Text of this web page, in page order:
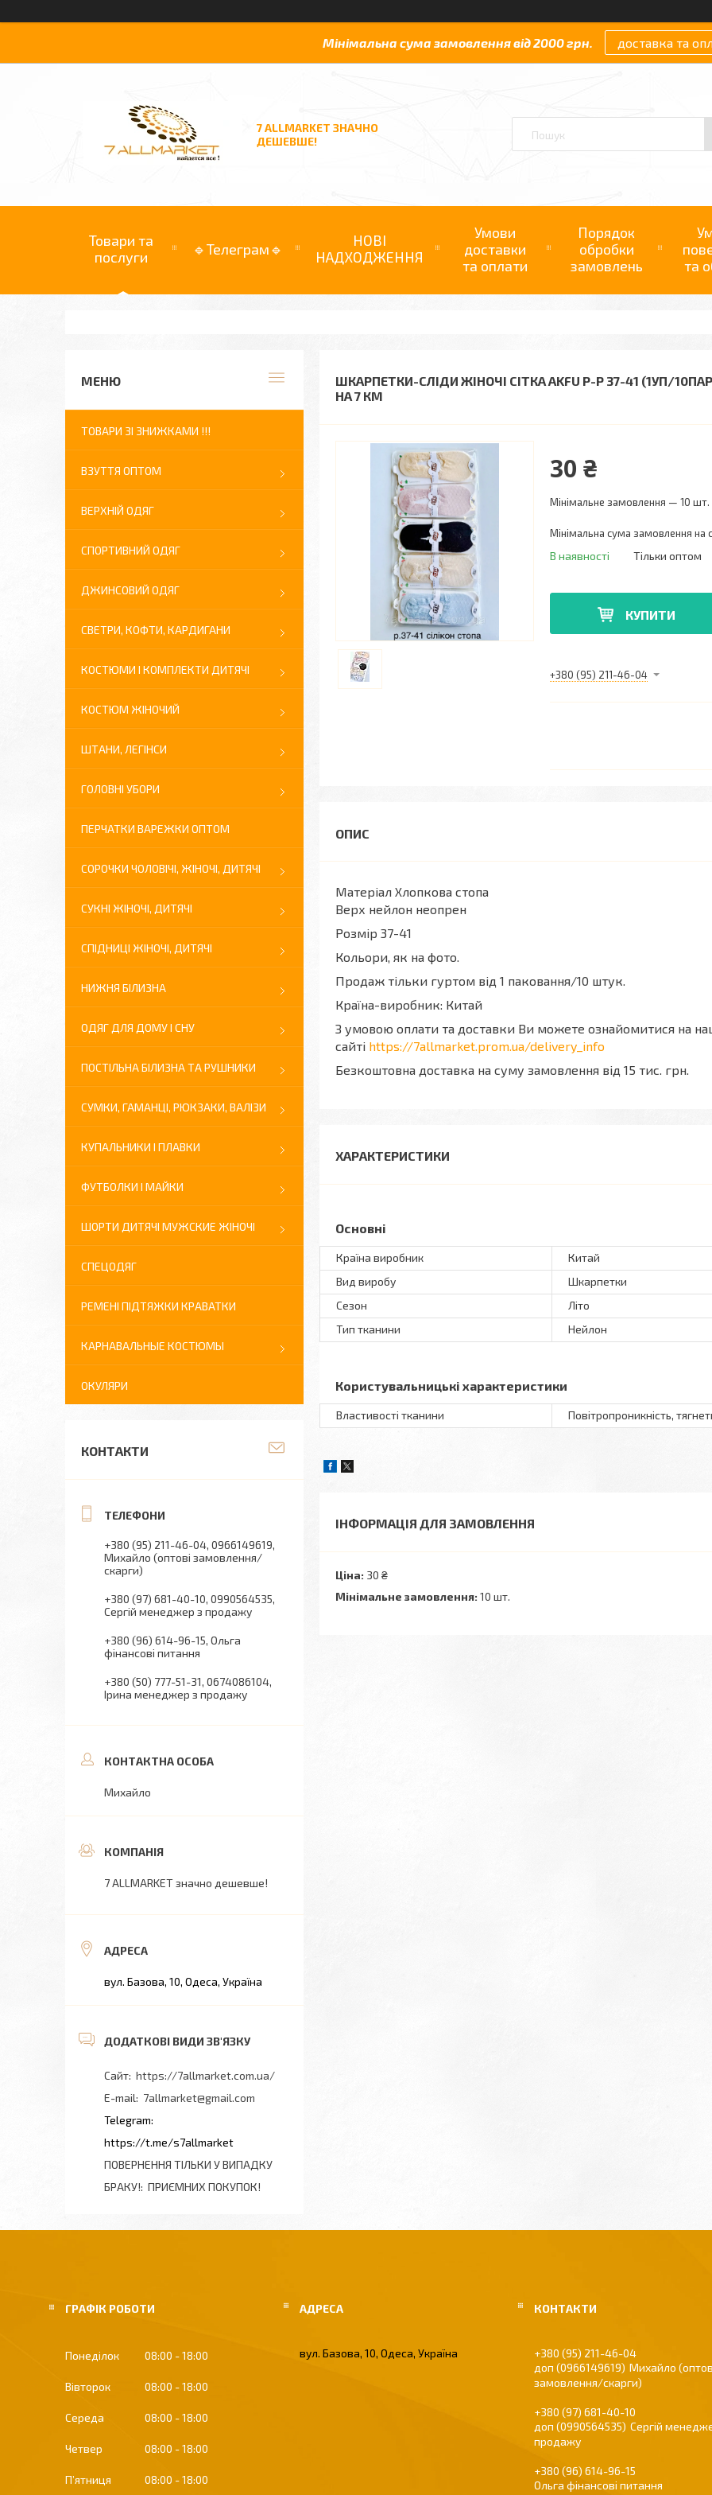
Мінімальна сума замовлення від 2000 грн. доставка та
7 ALLMARKET ЗНАЧНО
ДЕШЕВШЕ!
Товари та
послуги
🔹Телеграм🔹
НОВІ
НАДХОДЖЕННЯ
Умови
доставки
та оплати
Порядок
обробки
замовлень
та
ШКАРПЕТКИ-СЛІДИ ЖІНОЧІ СІТКА AKFU Р-Р 37-41 (1УП/
НА 7 КМ
30 ₴
Мінімальне замовлення — 10 шт.
Мінімальна сума замовлення на
В наявності Тільки оптом
КУПИТИ
+380 (95) 211-46-04
Матеріал Хлопкова стопа
Верх нейлон неопрен
Розмір 37-41
Кольори, як на фото.
Продаж тільки гуртом від 1 паковання/10 штук.
Країна-виробник: Китай
З умовою оплати та доставки Ви можете ознайомитися на
сайті https://7allmarket.prom.ua/delivery_info
Безкоштовна доставка на суму замовлення від 15 тис. грн.
ХАРАКТЕРИСТИКИ
Основні
Країна виробник
Китай
Вид виробу
Шкарпетки
Сезон
Літо
Тип тканини
Нейлон
Користувальницькі характеристики
Властивості тканини Повітропроникність,
ІНФОРМАЦІЯ ДЛЯ ЗАМОВЛЕННЯ
Ціна: 30 ₴
Мінімальне замовлення: 10 шт.
ТОВАРИ ЗІ ЗНИЖКАМИ !!!
ВЗУТТЯ ОПТОМ
ВЕРХНІЙ ОДЯГ
СПОРТИВНИЙ ОДЯГ
ДЖИНСОВИЙ ОДЯГ
СВЕТРИ, КОФТИ, КАРДИГАНИ
КОСТЮМИ І КОМПЛЕКТИ ДИТЯЧІ
КОСТЮМ ЖІНОЧИЙ
ШТАНИ, ЛЕГІНСИ
ГОЛОВНІ УБОРИ
ПЕРЧАТКИ ВАРЕЖКИ ОПТОМ
СОРОЧКИ ЧОЛОВІЧІ, ЖІНОЧІ, ДИТЯЧІ
СУКНІ ЖІНОЧІ, ДИТЯЧІ
СПІДНИЦІ ЖІНОЧІ, ДИТЯЧІ
НИЖНЯ БІЛИЗНА
ОДЯГ ДЛЯ ДОМУ І СНУ
ПОСТІЛЬНА БІЛИЗНА ТА РУШНИКИ
СУМКИ, ГАМАНЦІ, РЮКЗАКИ, ВАЛІЗИ
КУПАЛЬНИКИ І ПЛАВКИ
ФУТБОЛКИ І МАЙКИ
ШОРТИ ДИТЯЧІ МУЖСКИЕ ЖІНОЧІ
СПЕЦОДЯГ
РЕМЕНІ ПІДТЯЖКИ КРАВАТКИ
КАРНАВАЛЬНЫЕ КОСТЮМЫ
ОКУЛЯРИ
КОНТАКТИ
+380 (95) 211-46-04 0966149619
Михайло (оптові замовлення/
скарги)
+380 (97) 681-40-10 0990564535
Сергій менеджер з продажу
+380 (96) 614-96-15 Ольга
фінансові питання
+380 (50) 777-51-31 0674086104
Ірина менеджер з продажу
Михайло
7 ALLMARKET значно дешевше!
вул. Базова, 10, Одеса, Україна
https://7allmarket.com.ua/
7allmarket@gmail.com
https://t.me/s7allmarket
ПОВЕРНЕННЯ ТІЛЬКИ У ВИПАДКУ
БРАКУ! ПРИЄМНИХ ПОКУПОК!
ГРАФІК РОБОТИ
Понеділок 08:00 18:00
Вівторок 08:00 18:00
Середа 08:00 18:00
Четвер 08:00 18:00
Пʼятниця 08:00 18:00
вул. Базова, 10, Одеса, Україна
+380 (95) 211-46-04
0966149619
Михайло
замовлення/скарги)
+380 (97) 681-40-10
0990564535
Сергій
продажу
+380 (96) 614-96-15
Ольга фінансові питання